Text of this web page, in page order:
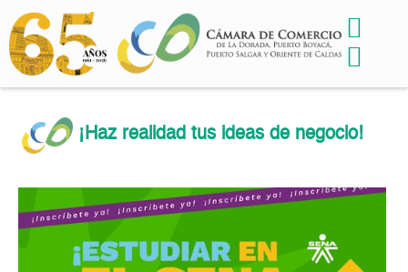
¡Haz realidad tus ideas de negocio!